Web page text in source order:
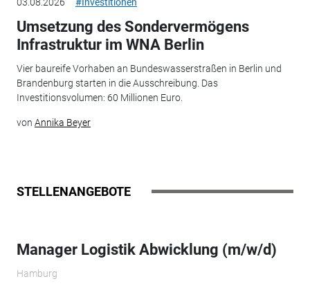
03.08.2026 #Investitionen
Umsetzung des Sondervermögens
Infrastruktur im WNA Berlin
Vier baureife Vorhaben an Bundeswasserstraßen in Berlin und
Brandenburg starten in die Ausschreibung. Das
Investitionsvolumen: 60 Millionen Euro.
von Annika Beyer
STELLENANGEBOTE
Manager Logistik Abwicklung (m/w/d)
Hamburg